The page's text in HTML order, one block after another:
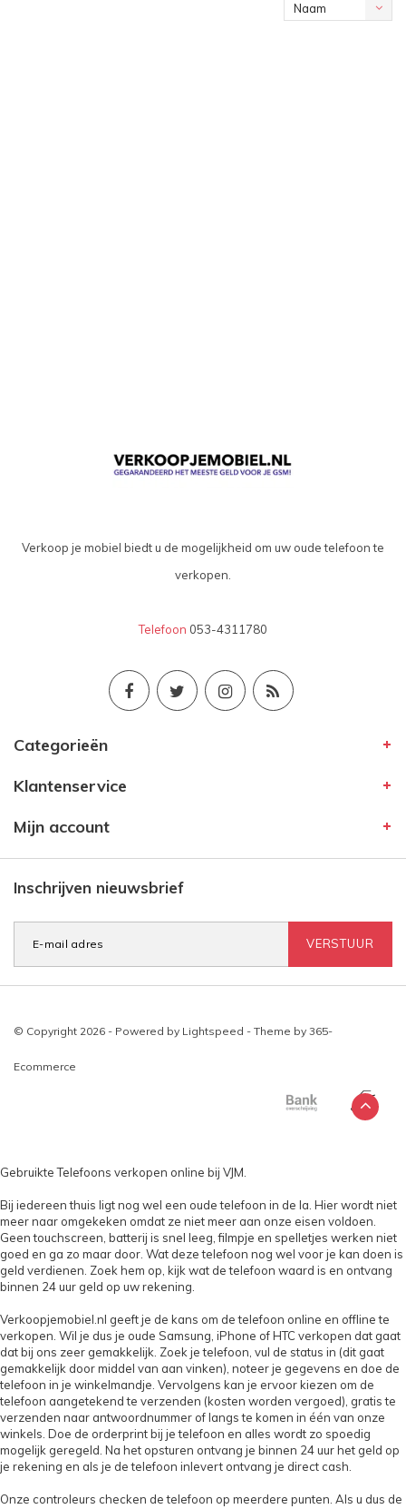
Naam
Verkoop je mobiel biedt u de mogelijkheid om uw oude telefoon te
verkopen.
Telefoon 053-4311780
Categorieën
Klantenservice
Mijn account
Inschrijven nieuwsbrief
VERSTUUR
© Copyright 2026 - Powered by Lightspeed - Theme by 365-
Ecommerce
Gebruikte Telefoons verkopen online bij VJM.
Bij iedereen thuis ligt nog wel een oude telefoon in de la. Hier wordt niet
meer naar omgekeken omdat ze niet meer aan onze eisen voldoen.
Geen touchscreen, batterij is snel leeg, filmpje en spelletjes werken niet
goed en ga zo maar door. Wat deze telefoon nog wel voor je kan doen is
geld verdienen. Zoek hem op, kijk wat de telefoon waard is en ontvang
binnen 24 uur geld op uw rekening.
Verkoopjemobiel.nl geeft je de kans om de telefoon online en offline te
verkopen. Wil je dus je oude Samsung, iPhone of HTC verkopen dat gaat
dat bij ons zeer gemakkelijk. Zoek je telefoon, vul de status in (dit gaat
gemakkelijk door middel van aan vinken), noteer je gegevens en doe de
telefoon in je winkelmandje. Vervolgens kan je ervoor kiezen om de
telefoon aangetekend te verzenden (kosten worden vergoed), gratis te
verzenden naar antwoordnummer of langs te komen in één van onze
winkels. Doe de orderprint bij je telefoon en alles wordt zo spoedig
mogelijk geregeld. Na het opsturen ontvang je binnen 24 uur het geld op
je rekening en als je de telefoon inlevert ontvang je direct cash.
Onze controleurs checken de telefoon op meerdere punten. Als u dus de